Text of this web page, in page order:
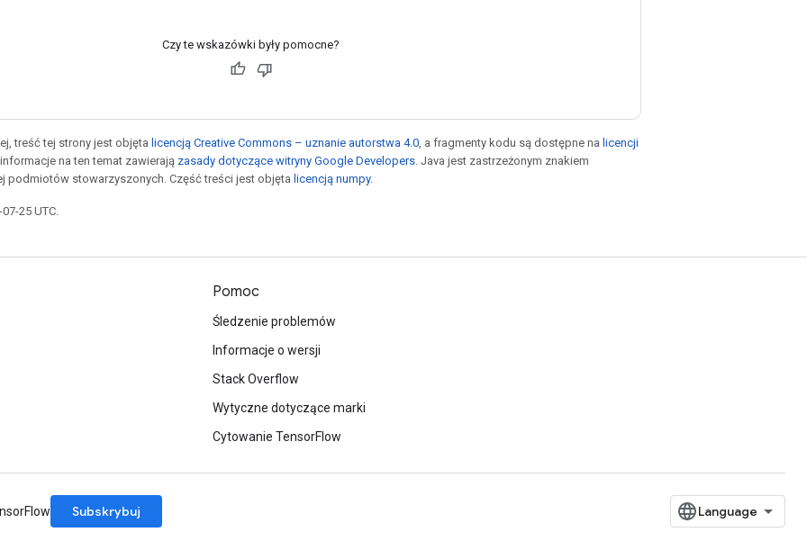
Czy te wskazówki były pomocne?
treść tej strony jest objęta licencją Creative Commons – uznanie autorstwa 4.0 , a fragmenty kodu są dostępne na licencji
informacje na ten temat zawierają zasady dotyczące witryny Google Developers . Java jest zastrzeżonym znakiem
podmiotów stowarzyszonych. Część treści jest objęta licencją numpy.
25 UTC.
Pomoc
Śledzenie problemów
Informacje o wersji
Stack Overflow
Wytyczne dotyczące marki
Cytowanie TensorFlow
Subskrybuj